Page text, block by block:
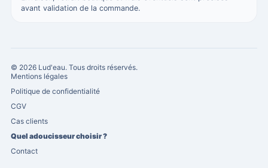
avant validation de la commande.
© 2026 Lud'eau. Tous droits réservés.
Mentions légales
Politique de confidentialité
CGV
Cas clients
Quel adoucisseur choisir ?
Contact